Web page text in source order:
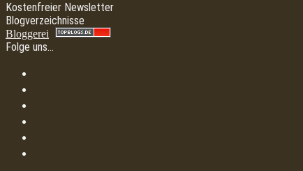
Kostenfreier Newsletter
Blogverzeichnisse
Bloggerei
Folge uns…